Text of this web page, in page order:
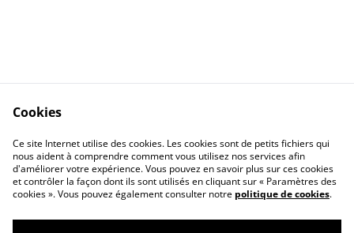
Contact Us
Legal Terms
Privacy Policy
Cookie Policy
Cookies
Ce site Internet utilise des cookies. Les cookies sont de petits fichiers qui
nous aident à comprendre comment vous utilisez nos services afin
d'améliorer votre expérience. Vous pouvez en savoir plus sur ces cookies
et contrôler la façon dont ils sont utilisés en cliquant sur « Paramètres des
cookies ». Vous pouvez également consulter notre politique de cookies.